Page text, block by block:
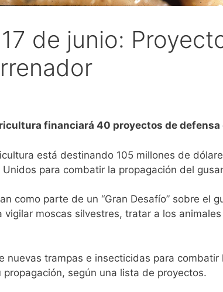
de junio:
financiará 40 proyectos de
está destinando 105 millones de
para combatir la propagación del
como parte de un “Gran Desafío” sobre el
vigilar moscas silvestres, tratar a los
nuevas trampas e insecticidas para
según una lista de proyectos.